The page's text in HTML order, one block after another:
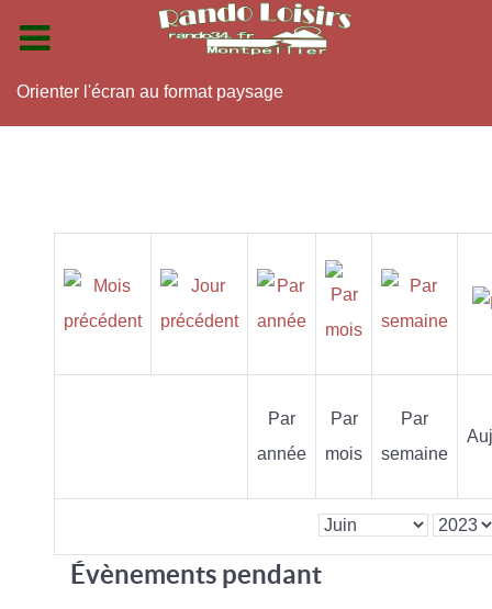
Orienter l'écran au format paysage
Par
année
Par
mois
Par
semaine
Évènements pendant